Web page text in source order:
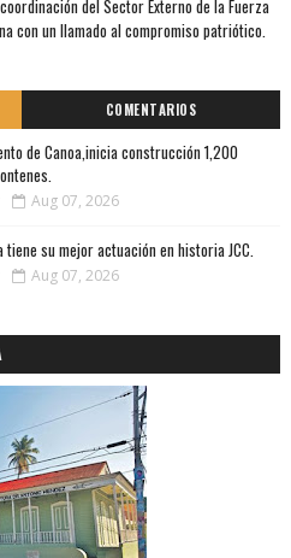
del Sector Externo de la Fuerza
con un llamado al compromiso patriótico.
COMENTARIOS
de Canoa,inicia construcción 1,200
Aug 07, 2026
tiene su mejor actuación en historia JCC.
Aug 07, 2026